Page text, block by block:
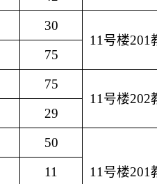
30
11号楼201
75
75
11号楼202
29
50
11号楼201
11